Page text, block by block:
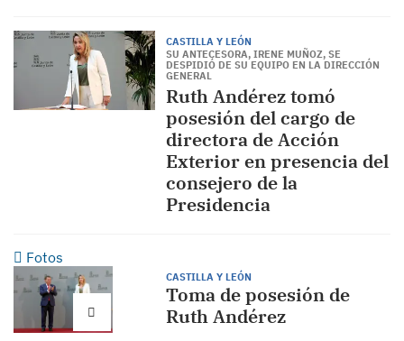
CASTILLA Y LEÓN
SU ANTECESORA, IRENE MUÑOZ, SE
DESPIDIÓ DE SU EQUIPO EN LA DIRECCIÓN
GENERAL
Ruth Andérez tomó
posesión del cargo de
directora de Acción
Exterior en presencia del
consejero de la
Presidencia
Fotos
CASTILLA Y LEÓN
Toma de posesión de
Ruth Andérez